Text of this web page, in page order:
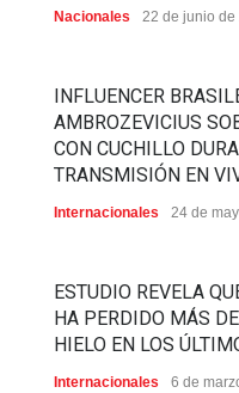
Nacionales 22 de junio de
INFLUENCER
AMBROZEVICIUS
CON CUCHILLO
TRANSMISIÓN EN
Internacionales 24 de
ESTUDIO REVELA
HA PERDIDO MÁS
HIELO EN LOS
Internacionales 6 de